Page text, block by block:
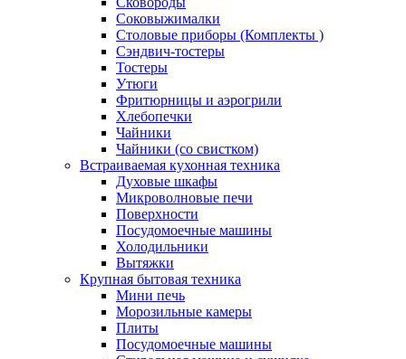
Соковыжималки
Столовые приборы (Комплекты )
Сэндвич-тостеры
Тостеры
Утюги
Фритюрницы и аэрогрили
Хлебопечки
Чайники
Чайники (со свистком)
Встраиваемая кухонная техника
Духовые шкафы
Микроволновые печи
Поверхности
Посудомоечные машины
Холодильники
Вытяжки
Крупная бытовая техника
Мини печь
Морозильные камеры
Плиты
Посудомоечные машины